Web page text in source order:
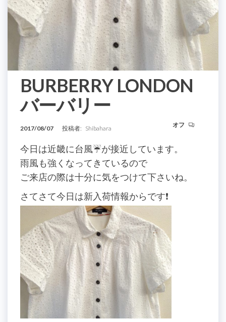
BURBERRY LONDON
バーバリー
2017/08/07 投稿者: Shibahara オフ
今日は近畿に台風☔️が接近しています。
雨風も強くなってきているので
ご来店の際は十分に気をつけて下さいね。
さてさて今日は新入荷情報からです❗️